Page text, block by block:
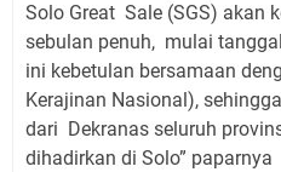
Solo Great Sale (SGS) akan
sebulan penuh, mulai
ini kebetulan bersamaan
Kerajinan Nasional),
dari Dekranas seluruh
dihadirkan di Solo” paparnya